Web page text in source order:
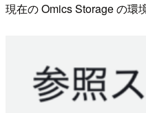
現在の Omics Storage の環